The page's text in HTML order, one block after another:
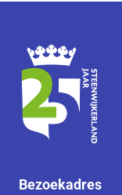
Bezoekadres